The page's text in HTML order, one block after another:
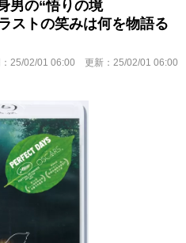
男の“悟りの境
ストの笑みは何を物語る
25/02/01 06:00 更新： 25/02/01 06:00